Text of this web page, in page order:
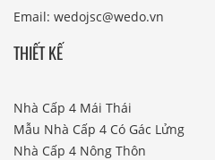
Email: wedojsc@wedo.vn
THIẾT KẾ
Nhà Cấp 4 Mái Thái
Mẫu Nhà Cấp 4 Có Gác Lửng
Nhà Cấp 4 Nông Thôn